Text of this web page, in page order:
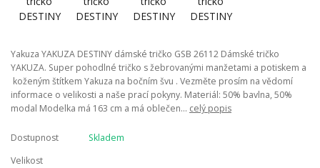
Yakuza YAKUZA DESTINY dámské tričko GSB 26112 Dámské tričko
YAKUZA. Super pohodlné tričko s žebrovanými manžetami a potiskem a
koženým štítkem Yakuza na bočním švu . Vezměte prosím na vědomí
informace o velikosti a naše prací pokyny. Materiál: 50% bavlna, 50%
modal Modelka má 163 cm a má oblečen... celý popis
Dostupnost
Skladem
Velikost